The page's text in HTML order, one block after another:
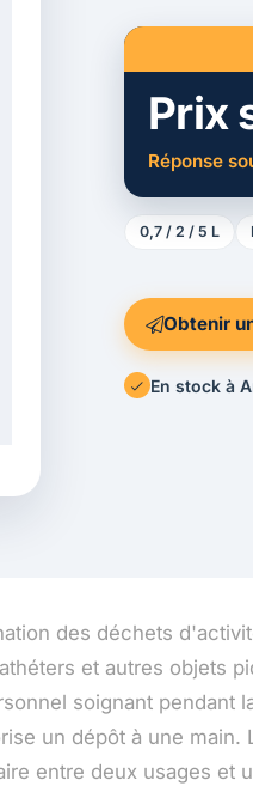
Prix
Réponse
0,7 / 2 / 5 L
Obtenir
En stock à
des déchets
et autres objets
soignant pendant
un dépôt à une main.
entre deux usages et